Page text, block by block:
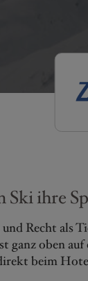
Ski ihre
Recht als
ganz oben
beim